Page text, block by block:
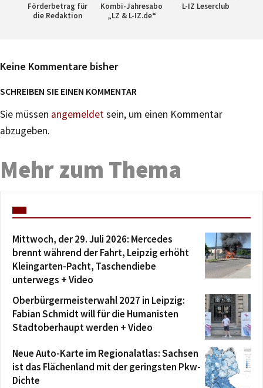
Förderbetrag für
die Redaktion
Kombi-Jahresabo
„LZ & L-IZ.de“
L-IZ Leserclub
Keine Kommentare bisher
SCHREIBEN SIE EINEN KOMMENTAR
Sie müssen angemeldetsein, um einen Kommentar
abzugeben.
Mehr zum Thema
Mittwoch, der 29. Juli 2026: Mercedes
brennt während der Fahrt, Leipzig erhöht
Kleingarten-Pacht, Taschendiebe
unterwegs + Video
Oberbürgermeisterwahl 2027 in Leipzig:
Fabian Schmidt will für die Humanisten
Stadtoberhaupt werden + Video
Neue Auto-Karte im Regionalatlas: Sachsen
ist das Flächenland mit der geringsten Pkw-
Dichte